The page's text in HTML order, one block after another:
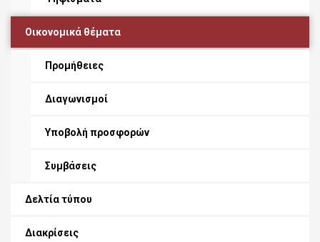
Οικονομικά θέματα
Προμήθειες
Διαγωνισμοί
Υποβολή προσφορών
Συμβάσεις
Δελτία τύπου
Διακρίσεις